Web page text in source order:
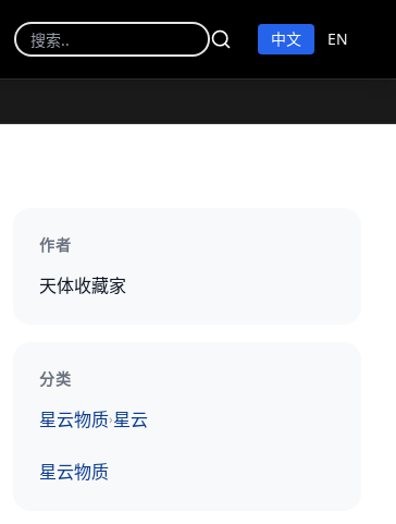
中文 EN
作者
天体收藏家
分类
星云物质›星云
星云物质